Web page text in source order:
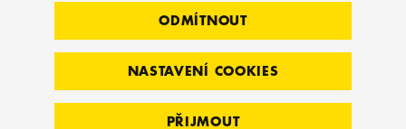
Definování produktu neboli zacílení klubu je
velice důležité. Je to úplně první krok k zahájení
plánování uspokojení klienta. Váš klub může
nabízet velmi specifický produkt pro velmi
specifickou skupinu klientů např.
ODMÍTNOUT
NASTAVENÍ COOKIES
PŘIJMOUT